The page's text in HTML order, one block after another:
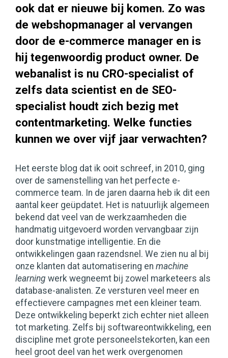
ook dat er nieuwe bij komen. Zo was
de webshopmanager al vervangen
door de e-commerce manager en is
hij tegenwoordig product owner. De
webanalist is nu CRO-specialist of
zelfs data scientist en de SEO-
specialist houdt zich bezig met
contentmarketing. Welke functies
kunnen we over vijf jaar verwachten?
Het eerste blog dat ik ooit schreef, in 2010, ging
over de samenstelling van het perfecte e-
commerce team. In de jaren daarna heb ik dit een
aantal keer geüpdatet. Het is natuurlijk algemeen
bekend dat veel van de werkzaamheden die
handmatig uitgevoerd worden vervangbaar zijn
door kunstmatige intelligentie. En die
ontwikkelingen gaan razendsnel. We zien nu al bij
onze klanten dat automatisering en machine
learning werk wegneemt bij zowel marketeers als
database-analisten. Ze versturen veel meer en
effectievere campagnes met een kleiner team.
Deze ontwikkeling beperkt zich echter niet alleen
tot marketing. Zelfs bij softwareontwikkeling, een
discipline met grote personeelstekorten, kan een
heel groot deel van het werk overgenomen